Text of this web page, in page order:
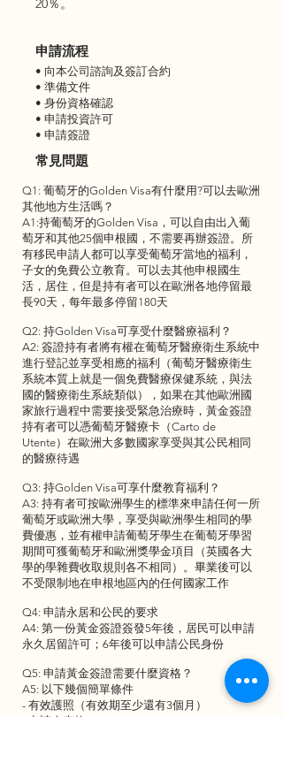
20％。
申請流程
• 向本公司諮詢及簽訂合約
• 準備文件
• 身份資格確認
• 申請投資許可
• 申請簽證
常見問題
Q1: 葡萄牙的Golden Visa有什麼用?可以去歐洲
其他地方生活嗎？
A1:持葡萄牙的Golden Visa，可以自由出入葡
萄牙和其他25個申根國，不需要再辦簽證。所
有移民申請人都可以享受葡萄牙當地的福利，
子女的免費公立教育。可以去其他申根國生
活，居住，但是持有者可以在歐洲各地停留最
長90天，每年最多停留180天
Q2: 持Golden Visa可享受什麼醫療福利？
A2: 簽證持有者將有權在葡萄牙醫療衛生系統中
進行登記並享受相應的福利（葡萄牙醫療衛生
系統本質上就是一個免費醫療保健系統，與法
國的醫療衛生系統類似），如果在其他歐洲國
家旅行過程中需要接受緊急治療時，黃金簽證
持有者可以憑葡萄牙醫療卡（Carto de
Utente）在歐洲大多數國家享受與其公民相同
的醫療待遇
Q3: 持Golden Visa可享什麼教育福利？
A3: 持有者可按歐洲學生的標準來申請任何一所
葡萄牙或歐洲大學，享受與歐洲學生相同的學
費優惠，並有權申請葡萄牙學生在葡萄牙學習
期間可獲葡萄牙和歐洲獎學金項目（英國各大
學的學雜費收取規則各不相同）。畢業後可以
不受限制地在申根地區內的任何國家工作
Q4: 申請永居和公民的要求
A4: 第一份黃金簽證簽發5年後，居民可以申請
永久居留許可；6年後可以申請公民身份
Q5: 申請黃金簽證需要什麼資格？
A5: 以下幾個簡單條件
- 有效護照（有效期至少還有3個月）
- 申請人表格